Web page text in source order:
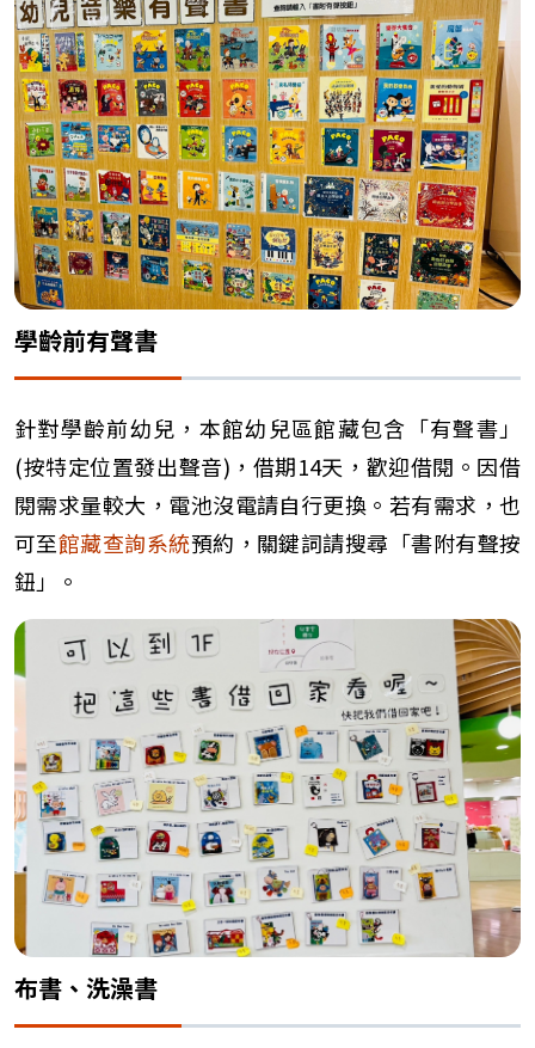
學齡前有聲書
針對學齡前幼兒，本館幼兒區館藏包含「有聲書」
(按特定位置發出聲音)，借期14天，歡迎借閱。因借
閱需求量較大，電池沒電請自行更換。若有需求，也
可至館藏查詢系統預約，關鍵詞請搜尋「書附有聲按
鈕」。
布書、洗澡書